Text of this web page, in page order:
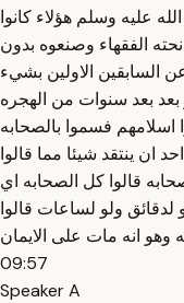
عليه وسلم هؤلاء كانوا
الفقهاء وصنعوه بدون
السابقين الاولين بشيء
بعد سنوات من الهجره
اسلامهم فسموا بالصحابه
ان ينتقد شيئا مما قالوا
قالوا كل الصحابه اي
ولو لساعات قالوا
09:57
Speaker A